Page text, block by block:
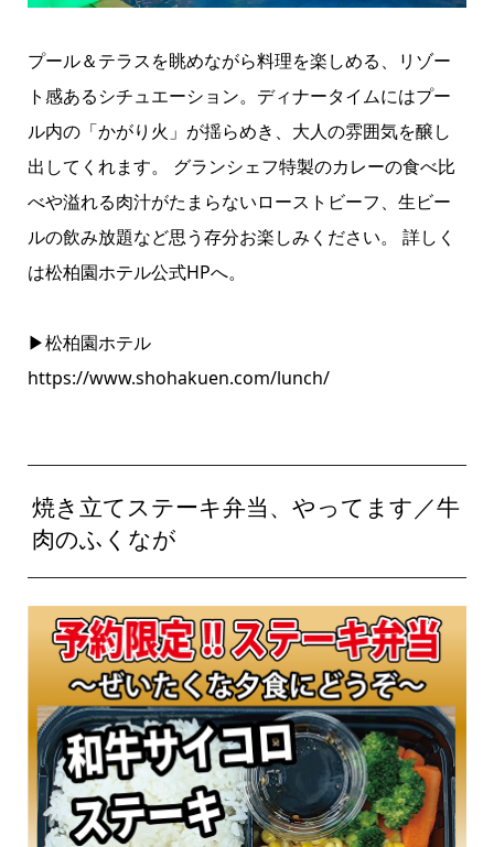
プール＆テラスを眺めながら料理を楽しめる、リゾー
ト感あるシチュエーション。ディナータイムにはプー
ル内の「かがり火」が揺らめき、大人の雰囲気を醸し
出してくれます。 グランシェフ特製のカレーの食べ比
べや溢れる肉汁がたまらないローストビーフ、生ビー
ルの飲み放題など思う存分お楽しみください。 詳しく
は松柏園ホテル公式HPへ。
▶松柏園ホテル
https://www.shohakuen.com/lunch/
焼き立てステーキ弁当、やってます／牛
肉のふくなが